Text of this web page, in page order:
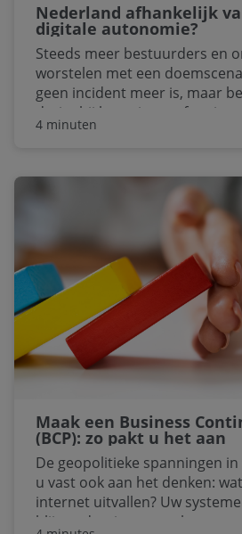
Nederland afhankelijk
digitale autonomie?
Steeds meer bestuurders en
worstelen met een
geen incident meer is, maar
dreigt bij het minste of
‘tariffs’ en gebruikt handel als
de kraan draait. Europese
technologische
van dat infuus af, zo klinkt het
4 minuten
Maak een Business
(BCP): zo pakt u het aan
De geopolitieke spanningen
u vast ook aan het denken:
internet uitvallen? Uw
blijven draaien, maar hoe